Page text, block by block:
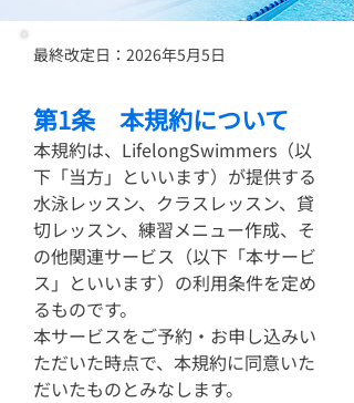
最終改定日：2026年5月5日
第1条 本規約について
本規約は、LifelongSwimmers（以
下「当方」といいます）が提供する
水泳レッスン、クラスレッスン、貸
切レッスン、練習メニュー作成、そ
の他関連サービス（以下「本サービ
ス」といいます）の利用条件を定め
るものです。
本サービスをご予約・お申し込みい
ただいた時点で、本規約に同意いた
だいたものとみなします。